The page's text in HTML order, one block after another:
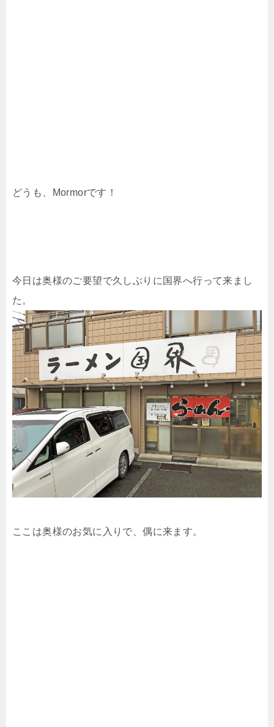
どうも、Mormorです！
今日は奥様のご要望で久しぶりに国界へ行って来まし
た。
ここは奥様のお気に入りで、偶に来ます。